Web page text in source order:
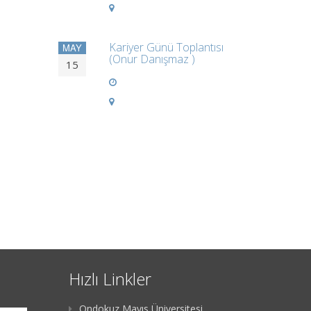
MAY
15
Kariyer Günü Toplantısı
(Onur Danışmaz )
Hızlı Linkler